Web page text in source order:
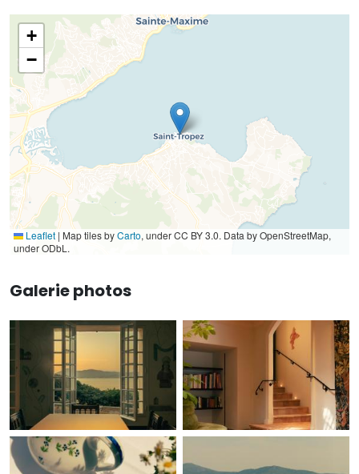
+
−
Leaflet | Map tiles byCarto, under CC BY 3.0. Data by OpenStreetMap,
under ODbL.
Galerie photos